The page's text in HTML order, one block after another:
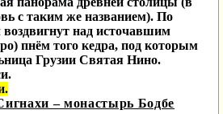
с таким же названием). По
воздвигнут над источавшим
пнём того кедра, под которым
Грузии Святая Нино.
– монастырь Бодбе